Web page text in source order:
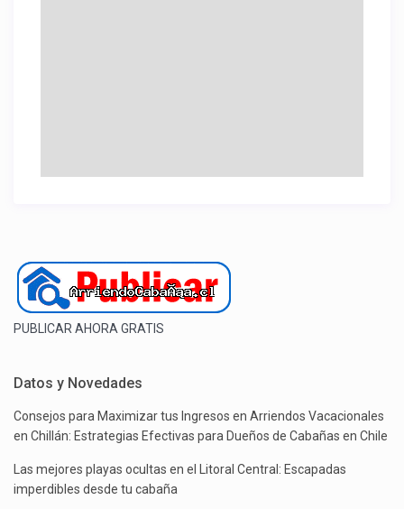
PUBLICAR AHORA GRATIS
Datos y Novedades
Consejos para Maximizar tus Ingresos en Arriendos Vacacionales
en Chillán: Estrategias Efectivas para Dueños de Cabañas en Chile
Las mejores playas ocultas en el Litoral Central: Escapadas
imperdibles desde tu cabaña